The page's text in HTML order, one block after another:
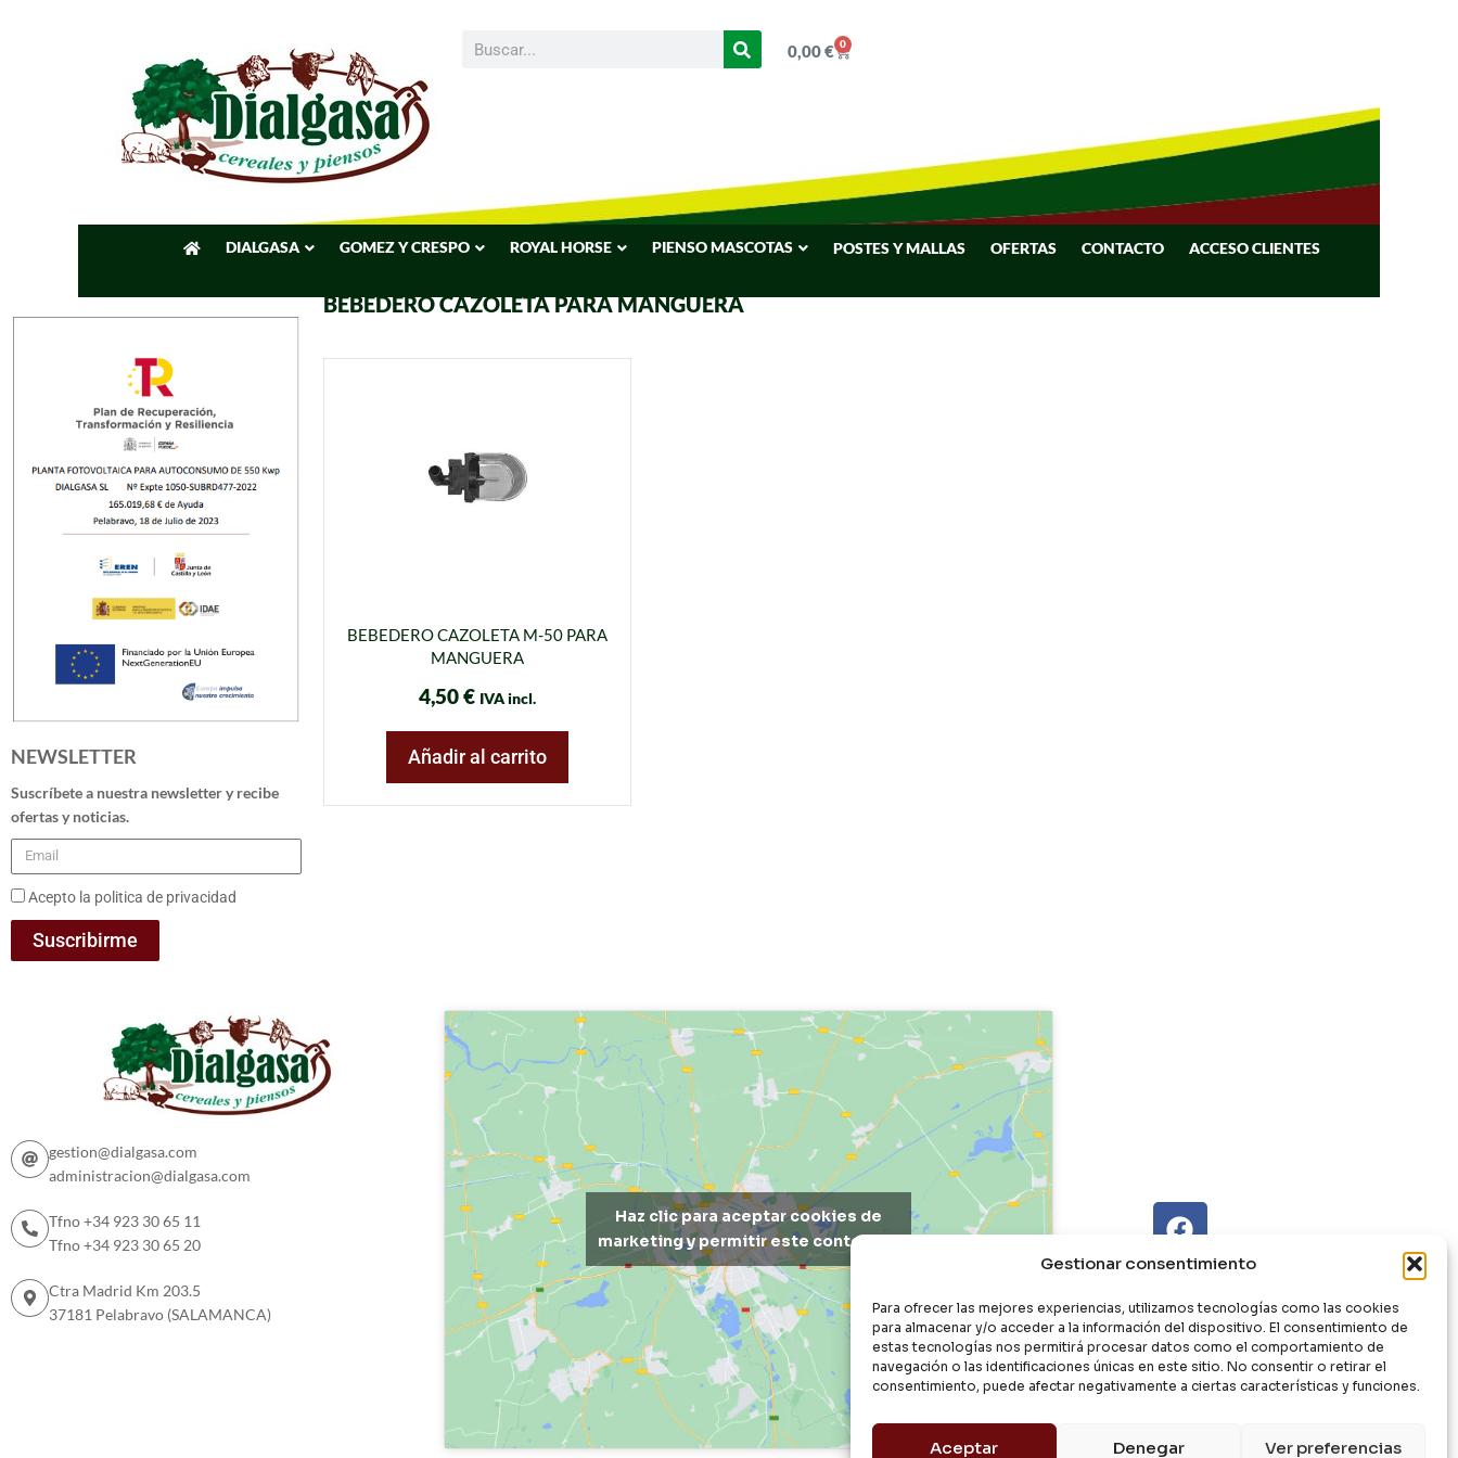
Gestionar consentimiento
Para ofrecer las mejores experiencias, utilizamos tecnologías como las cookies
para almacenar y/o acceder a la información del dispositivo. El consentimiento de
estas tecnologías nos permitirá procesar datos como el comportamiento de
navegación o las identificaciones únicas en este sitio. No consentir o retirar el
consentimiento, puede afectar negativamente a ciertas características y funciones.
Aceptar Denegar Ver preferencias
0,00€ 0
DIALGASA GOMEZ Y CRESPO ROYAL HORSE PIENSO MASCOTAS POSTES Y MALLAS OFERTAS CONTACTO ACCESO CLIENTES
NEWSLETTER
Suscríbete a nuestra newsletter y recibe
ofertas y noticias.
Acepto la politica de privacidad
Suscribirme
BEBEDERO CAZOLETA PARA MANGUERA
BEBEDERO CAZOLETA M-50 PARA
MANGUERA
4,50€ IVA incl.
Añadir al carrito
gestion@dialgasa.com
administracion@dialgasa.com
Tfno +34 923 30 65 11
Tfno +34 923 30 65 20
Ctra Madrid Km 203.5
37181 Pelabravo (SALAMANCA)
Haz clic para aceptar cookies de
marketing y permitir este contenido